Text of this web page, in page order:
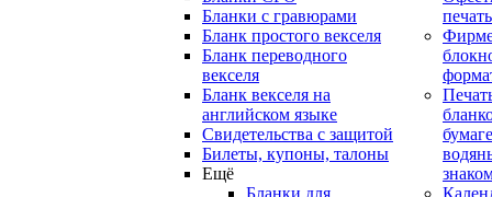
Бланки с гравюрами
Бланк простого векселя
Бланк переводного
векселя
Бланк векселя на
английском языке
Свидетельства с защитой
Билеты, купоны, талоны
Ещё
Бланки для
печать